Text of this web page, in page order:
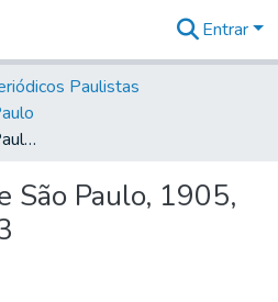
&
Coleções
Tudo na
Biblioteca
Estatísticas
Entrar
Paulistas
O Commercio de São Paulo, 1905, Ano XIII, n. 4023
São Paulo, 1905,